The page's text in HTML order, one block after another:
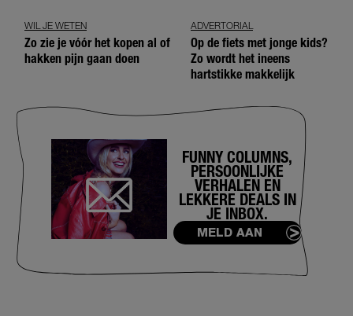
WIL JE WETEN
Zo zie je vóór het kopen al of
hakken pijn gaan doen
ADVERTORIAL
Op de fiets met jonge kids?
Zo wordt het ineens
hartstikke makkelijk
FUNNY COLUMNS,
PERSOONLIJKE
VERHALEN EN
LEKKERE DEALS IN
JE INBOX.
MELD AAN